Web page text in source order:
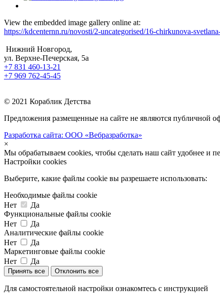
View the embedded image gallery online at:
https://kdcenternn.ru/novosti/2-uncategorised/16-chirkunova-
Нижний Новгород,
ул. Верхне-Печерская, 5а
+7 831 460-13-21
+7 969 762-45-45
© 2021 Кораблик Детства
Предложения размещенные на сайте не являются публичной
Разработка сайта: ООО «Вебразработка»
×
Мы обрабатываем cookies, чтобы сделать наш сайт удобнее и
Настройки cookies
Выберите, какие файлы cookie вы разрешаете использовать:
Необходимые файлы cookie
Нет
Да
Функциональные файлы cookie
Нет
Да
Аналитические файлы cookie
Нет
Да
Маркетинговые файлы cookie
Нет
Да
Принять все Отклонить все
Для самостоятельной настройки ознакомтесь с инструкцией